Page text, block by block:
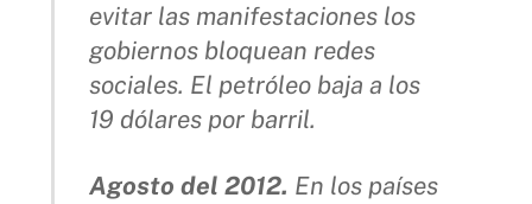
evitar las manifestaciones los
gobiernos bloquean redes
sociales. El petróleo baja a los
19 dólares por barril.
Agosto del 2012. En los países